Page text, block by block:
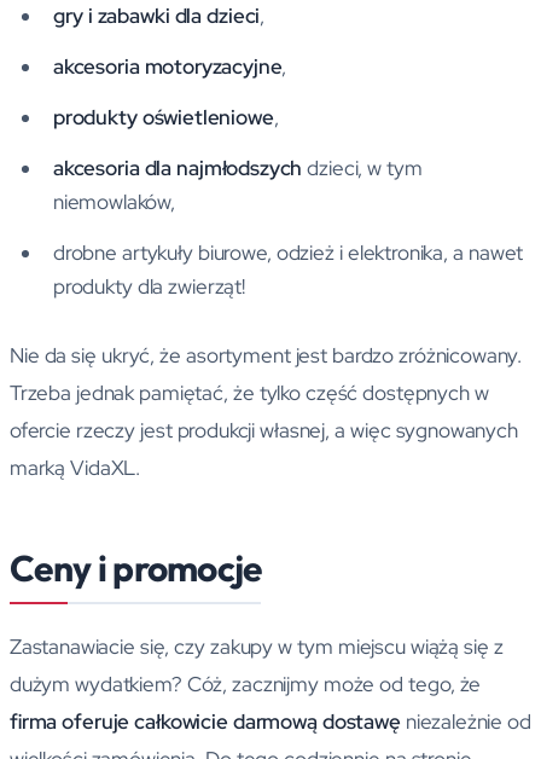
gry i zabawki dla dzieci,
akcesoria motoryzacyjne,
produkty oświetleniowe,
akcesoria dla najmłodszych dzieci, w tym
niemowlaków,
drobne artykuły biurowe, odzież i elektronika, a nawet
produkty dla zwierząt!
Nie da się ukryć, że asortyment jest bardzo zróżnicowany.
Trzeba jednak pamiętać, że tylko część dostępnych w
ofercie rzeczy jest produkcji własnej, a więc sygnowanych
marką VidaXL.
Ceny i promocje
Zastanawiacie się, czy zakupy w tym miejscu wiążą się z
dużym wydatkiem? Cóż, zacznijmy może od tego, że
firma oferuje całkowicie darmową dostawęniezależnie od